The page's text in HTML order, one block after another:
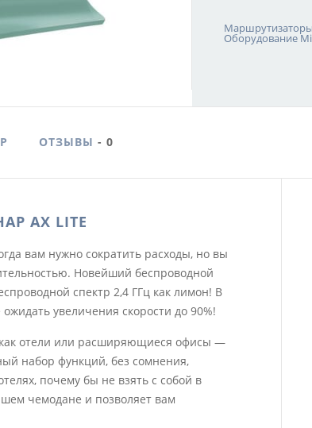
Оборудование
ОТЗЫВЫ - 0
AX LITE
вам нужно сократить расходы, но вы
Новейший беспроводной
спектр 2,4 ГГц как лимон! В
увеличения скорости до 90%!
отели или расширяющиеся офисы —
набор функций, без сомнения,
почему бы не взять с собой в
чемодане и позволяет вам